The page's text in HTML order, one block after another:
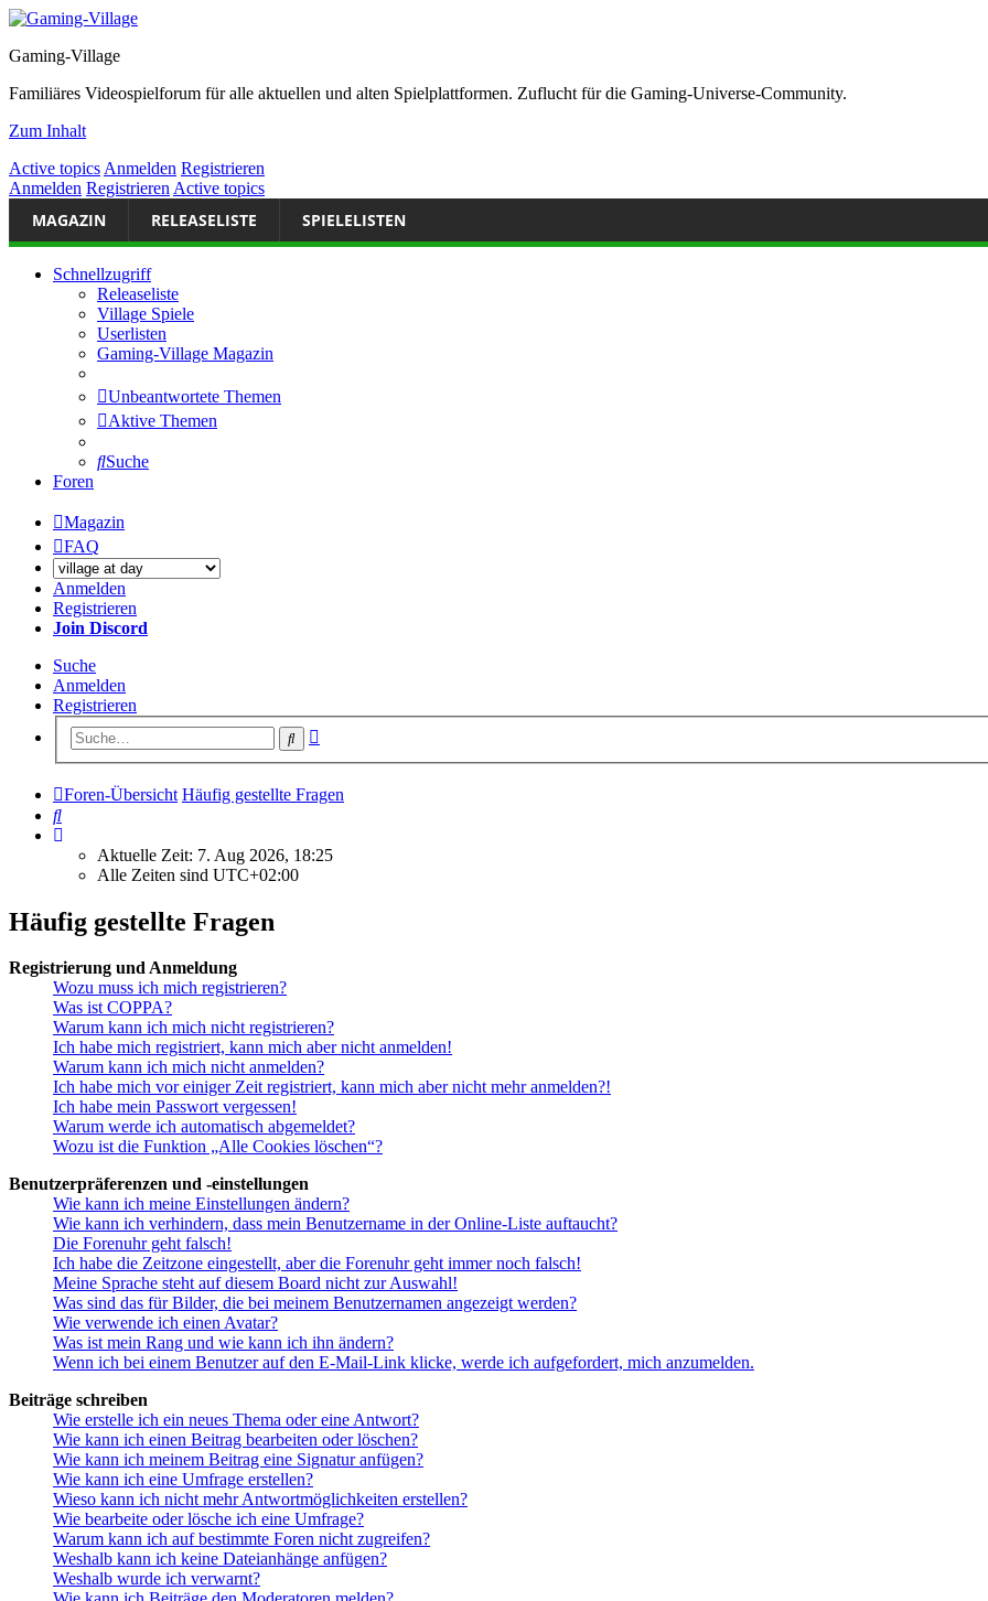
Gaming-Village
Familiäres Videospielforum für alle aktuellen und alten Spielplattformen. Zuflucht für die Gaming-Universe-Community.
Zum Inhalt
Active topics Anmelden Registrieren
Anmelden Registrieren Active topics
MAGAZIN RELEASELISTE SPIELELISTEN
Schnellzugriff
Releaseliste
Village Spiele
Userlisten
Gaming-Village Magazin
Unbeantwortete Themen
Aktive Themen
Suche
Foren
Magazin
FAQ
Anmelden
Registrieren
Join Discord
Suche
Anmelden
Registrieren
Suche
Foren-Übersicht Häufig gestellte Fragen
Suche
Aktuelle Zeit: 7. Aug 2026, 18:25
Alle Zeiten sind UTC+02:00
Häufig gestellte Fragen
Registrierung und Anmeldung
Wozu muss ich mich registrieren?
Was ist COPPA?
Warum kann ich mich nicht registrieren?
Ich habe mich registriert, kann mich aber nicht anmelden!
Warum kann ich mich nicht anmelden?
Ich habe mich vor einiger Zeit registriert, kann mich aber nicht mehr anmelden?!
Ich habe mein Passwort vergessen!
Warum werde ich automatisch abgemeldet?
Wozu ist die Funktion „Alle Cookies löschen“?
Benutzerpräferenzen und -einstellungen
Wie kann ich meine Einstellungen ändern?
Wie kann ich verhindern, dass mein Benutzername in der Online-Liste auftaucht?
Die Forenuhr geht falsch!
Ich habe die Zeitzone eingestellt, aber die Forenuhr geht immer noch falsch!
Meine Sprache steht auf diesem Board nicht zur Auswahl!
Was sind das für Bilder, die bei meinem Benutzernamen angezeigt werden?
Wie verwende ich einen Avatar?
Was ist mein Rang und wie kann ich ihn ändern?
Wenn ich bei einem Benutzer auf den E-Mail-Link klicke, werde ich aufgefordert, mich anzumelden.
Beiträge schreiben
Wie erstelle ich ein neues Thema oder eine Antwort?
Wie kann ich einen Beitrag bearbeiten oder löschen?
Wie kann ich meinem Beitrag eine Signatur anfügen?
Wie kann ich eine Umfrage erstellen?
Wieso kann ich nicht mehr Antwortmöglichkeiten erstellen?
Wie bearbeite oder lösche ich eine Umfrage?
Warum kann ich auf bestimmte Foren nicht zugreifen?
Weshalb kann ich keine Dateianhänge anfügen?
Weshalb wurde ich verwarnt?